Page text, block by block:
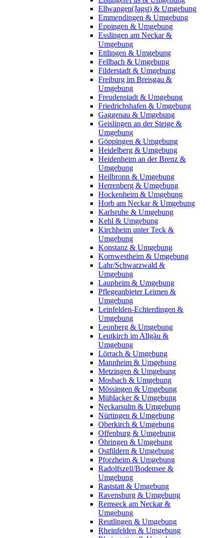
Ellwangen(Jagst) & Umgebung
Emmendingen & Umgebung
Eppingen & Umgebung
Esslingen am Neckar &
Umgebung
Ettlingen & Umgebung
Fellbach & Umgebung
Filderstadt & Umgebung
Freiburg im Breisgau &
Umgebung
Freudenstadt & Umgebung
Friedrichshafen & Umgebung
Gaggenau & Umgebung
Geislingen an der Steige &
Umgebung
Göppingen & Umgebung
Heidelberg & Umgebung
Heidenheim an der Brenz &
Umgebung
Heilbronn & Umgebung
Herrenberg & Umgebung
Hockenheim & Umgebung
Horb am Neckar & Umgebung
Karlsruhe & Umgebung
Kehl & Umgebung
Kirchheim unter Teck &
Umgebung
Konstanz & Umgebung
Kornwestheim & Umgebung
Lahr/Schwarzwald &
Umgebung
Laupheim & Umgebung
Pflegeanbieter Leimen &
Umgebung
Leinfelden-Echterdingen &
Umgebung
Leonberg & Umgebung
Leutkirch im Allgäu &
Umgebung
Lörrach & Umgebung
Mannheim & Umgebung
Metzingen & Umgebung
Mosbach & Umgebung
Mössingen & Umgebung
Mühlacker & Umgebung
Neckarsulm & Umgebung
Nürtingen & Umgebung
Oberkirch & Umgebung
Offenburg & Umgebung
Öhringen & Umgebung
Ostfildern & Umgebung
Pforzheim & Umgebung
Radolfszell/Bodensee &
Umgebung
Raststatt & Umgebung
Ravensburg & Umgebung
Remseck am Neckar &
Umgebung
Reutlingen & Umgebung
Rheinfelden & Umgebung